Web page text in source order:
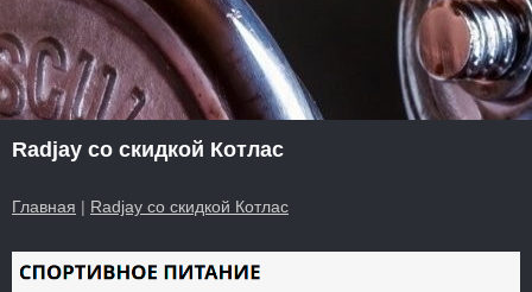
Radjay со скидкой Котлас
Главная | Radjay со скидкой Котлас